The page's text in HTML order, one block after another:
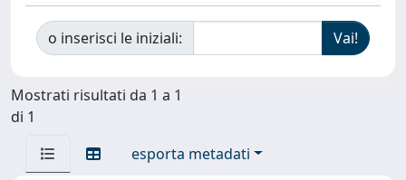
o inserisci le iniziali:
Mostrati risultati da 1 a 1
di 1
esporta metadati